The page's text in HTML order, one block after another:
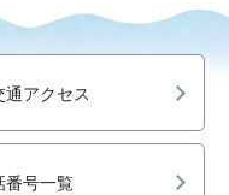
通アクセス
番号一覧